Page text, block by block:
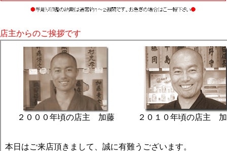
店主からのご挨拶です